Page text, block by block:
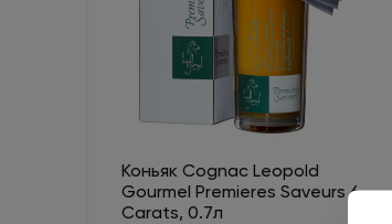
Коньяк Cognac Leopold
Gourmel Premieres Saveurs 6
Carats, 0.7л